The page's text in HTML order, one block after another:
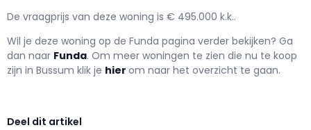
De vraagprijs van deze woning is € 495.000 k.k..
Wil je deze woning op de Funda pagina verder bekijken? Ga
dan naar Funda. Om meer woningen te zien die nu te koop
zijn in Bussum klik je hier om naar het overzicht te gaan.
Deel dit artikel